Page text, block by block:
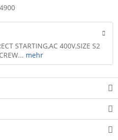
STARTING,AC 400V,SIZE S2
mehr